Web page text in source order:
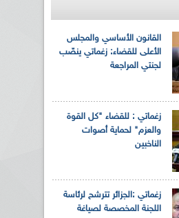
القانون الأساسي والمجلس
الأعلى للقضاء: زغماتي ينصّب
لجنتي المراجعة
زغماتي : للقضاء "كل القوة
والعزم" لحماية أصوات
الناخبين
زغماتي :الجزائر تترشح لرئاسة
اللجنة المخصصة لصياغة